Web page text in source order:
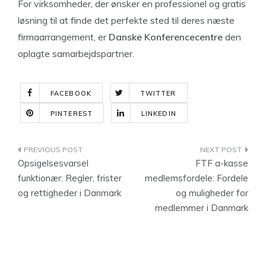
For virksomheder, der ønsker en professionel og gratis
løsning til at finde det perfekte sted til deres næste
firmaarrangement, er Danske Konferencecentre den
oplagte samarbejdspartner.
FACEBOOK TWITTER
PINTEREST LINKEDIN
Indlægsnavigation
Opsigelsesvarsel
funktionær: Regler, frister
og rettigheder i Danmark
FTF a-kasse
medlemsfordele: Fordele
og muligheder for
medlemmer i Danmark